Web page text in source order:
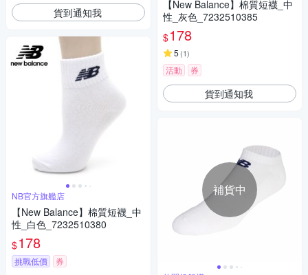
貨到通知我
NB官方旗艦店
【New Balance】棉質短襪_中
性_白色_7232510380
$178
挑戰低價 券
【New Balance】棉質短襪_中
性_灰色_7232510385
$178
5 (1)
活動 券
貨到通知我
補貨中